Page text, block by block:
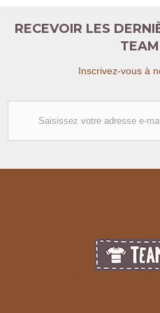
RECEVOIR LES
Inscrivez-vous à